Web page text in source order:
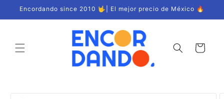
directamente
al contenido
Encordando since 2010 🤟| El mejor precio de México 🔥
Carrito
directamente